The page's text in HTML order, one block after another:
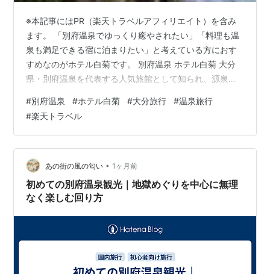
※本記事にはPR（楽天トラベルアフィリエイト）を含み
ます。 「別府温泉でゆっくり癒やされたい」「料理も温
泉も満足できる宿に泊まりたい」と考えている方におす
すめなのがホテル白菊です。 別府温泉 ホテル白菊 大分
県・別府温泉を代表する人気旅館として知られ、源泉か
理、おもてなしの良さが高く評価されています。 おすす
めポイントはこちら♪ 🌸 別府温泉ならではの広々とした
温泉で心も体もリフレッシュ 🍽️ 豊後牛や新鮮な海の幸な
ど、大分グルメを堪能できる会席料理 🛏️ 和室・洋室・和
洋室など幅広い客室があり、家族旅行や夫婦旅行、記念
日旅行にもぴったり さらに…
#別府温泉 #ホテル白菊 #大分旅行 #温泉旅行
#楽天トラベル
あの街の風の匂い • 1ヶ月前
初めての別府温泉観光｜地獄めぐりを中心に無理
なく楽しむ回り方